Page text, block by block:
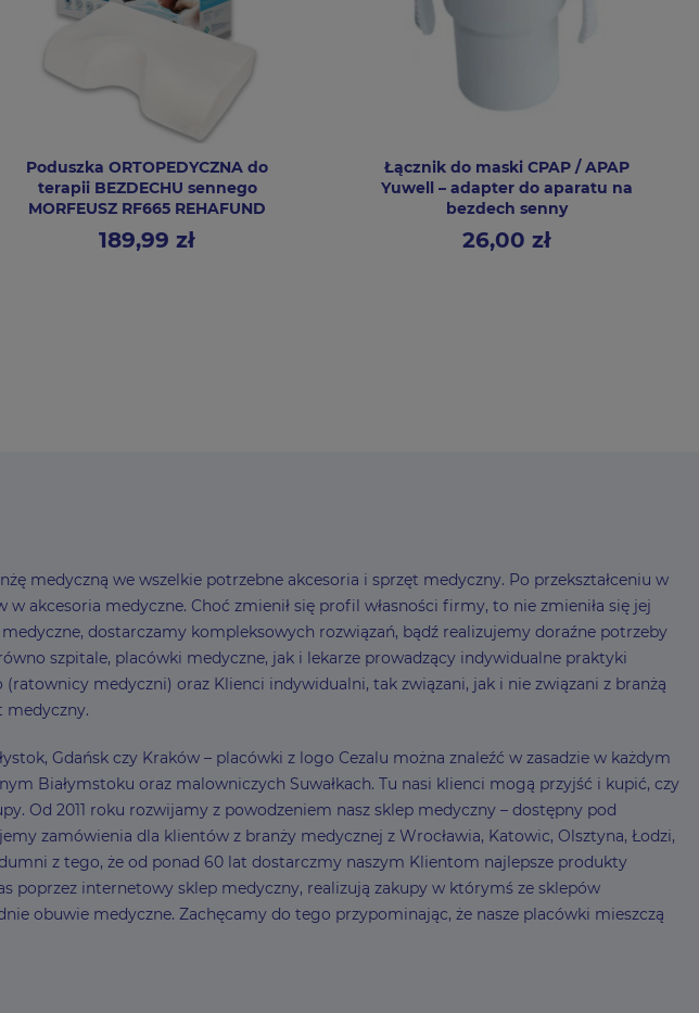
Poduszka ORTOPEDYCZNA do
terapii BEZDECHU sennego
MORFEUSZ RF665 REHAFUND
Cena
189,99 zł
Łącznik do maski CPAP / APAP
Yuwell – adapter do aparatu na
bezdech senny
Cena
26,00 zł
medyczną we wszelkie potrzebne akcesoria i sprzęt medyczny. Po przekształceniu w
akcesoria medyczne. Choć zmienił się profil własności firmy, to nie zmieniła się jej
dostarczamy kompleksowych rozwiązań, bądź realizujemy doraźne potrzeby
szpitale, placówki medyczne, jak i lekarze prowadzący indywidualne praktyki
medyczni) oraz Klienci indywidualni, tak związani, jak i nie związani z branżą
medyczny.
Gdańsk czy Kraków – placówki z logo Cezalu można znaleźć w zasadzie w każdym
Białymstoku oraz malowniczych Suwałkach. Tu nasi klienci mogą przyjść i kupić, czy
Od 2011 roku rozwijamy z powodzeniem nasz sklep medyczny – dostępny pod
zamówienia dla klientów z branży medycznej z Wrocławia, Katowic, Olsztyna, Łodzi,
z tego, że od ponad 60 lat dostarczmy naszym Klientom najlepsze produkty
poprzez internetowy sklep medyczny, realizują zakupy w którymś ze sklepów
obuwie medyczne. Zachęcamy do tego przypominając, że nasze placówki mieszczą